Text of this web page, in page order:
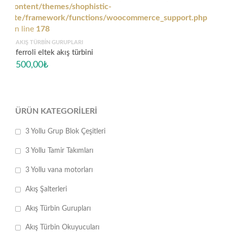
content/themes/shophistic-
lite/framework/functions/woocommerce_support.php
on line 178
AKIŞ TÜRBIN GURUPLARI
ferroli eltek akış türbini
500,00₺
ÜRÜN KATEGORILERI
3 Yollu Grup Blok Çeşitleri
3 Yollu Tamir Takımları
3 Yollu vana motorları
Akış Şalterleri
Akış Türbin Gurupları
Akış Türbin Okuyucuları